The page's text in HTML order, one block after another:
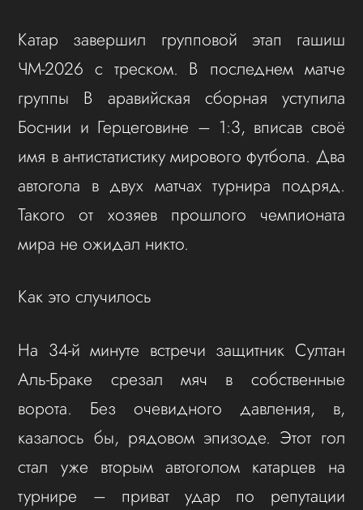
Катар завершил групповой этап гашиш
ЧМ-2026 с треском. В последнем матче
группы B аравийская сборная уступила
Боснии и Герцеговине – 1:3, вписав своё
имя в антистатистику мирового футбола. Два
автогола в двух матчах турнира подряд.
Такого от хозяев прошлого чемпионата
мира не ожидал никто.
Как это случилось
На 34-й минуте встречи защитник Султан
Аль-Браке срезал мяч в собственные
ворота. Без очевидного давления, в,
казалось бы, рядовом эпизоде. Этот гол
стал уже вторым автоголом катарцев на
турнире – приват удар по репутации